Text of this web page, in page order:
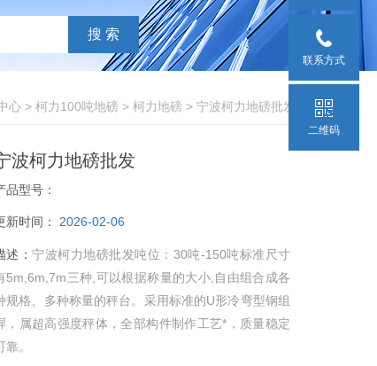
心 > 柯力100吨地磅 > 柯力地磅 > 宁波柯力地磅批发
波柯力地磅批发
品型号：
新时间： 2026-02-06
述：宁波柯力地磅批发吨位：30吨-150吨标准尺寸
5m,6m,7m三种,可以根据称量的大小,自由组合成各
规格、多种称量的秤台。采用标准的U形冷弯型钢组
，属超高强度秤体，全部构件制作工艺*，质量稳定
靠。
联系方式
二维码